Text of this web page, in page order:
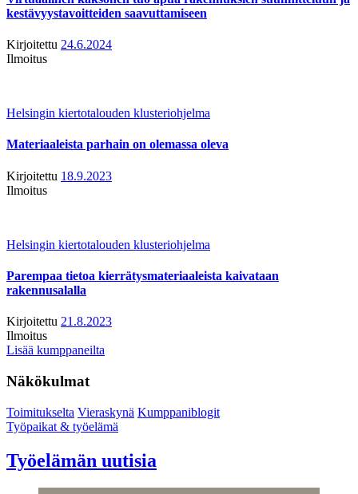
kestävyystavoitteiden saavuttamiseen
Kirjoitettu 24.6.2024
Ilmoitus
Helsingin kiertotalouden klusteriohjelma
Materiaaleista parhain on olemassa oleva
Kirjoitettu 18.9.2023
Ilmoitus
Helsingin kiertotalouden klusteriohjelma
Parempaa tietoa kierrätysmateriaaleista kaivataan
rakennusalalla
Kirjoitettu 21.8.2023
Ilmoitus
Lisää kumppaneilta
Näkökulmat
Toimitukselta Vieraskynä Kumppaniblogit
Työpaikat & työelämä
Työelämän uutisia